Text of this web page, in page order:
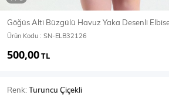
T-Shirt
Göğüs Alti Büzgülü Havuz Yaka Desenli
Ürün Kodu : SN-ELB32126
500,00TL
Renk:Turuncu Çiçekli